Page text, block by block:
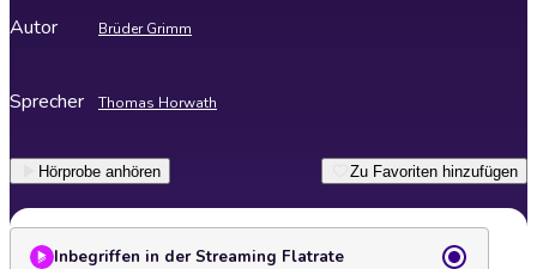
Autor Brüder Grimm
Sprecher Thomas Horwath
Hörprobe anhören Zu Favoriten hinzufügen
Inbegriffen in der Streaming Flatrate